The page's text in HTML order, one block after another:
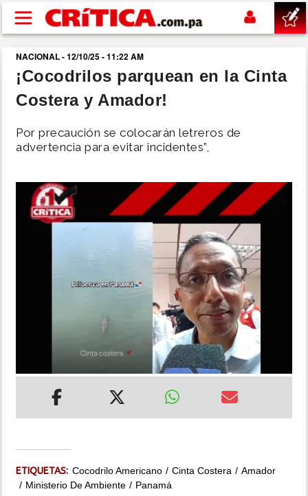
Pasar al contenido principal
buscar
SUCESOS
NACIONAL
SHOW
MULTIMEDIA
NACIONAL - 12/10/25 - 11:22 AM
¡Cocodrilos parquean en la Cinta
Costera y Amador!
Por precaución se colocarán letreros de
advertencia para evitar incidentes”,
ETIQUETAS: Cocodrilo Americano Cinta Costera
Amador
Ministerio De Ambiente
Panamá